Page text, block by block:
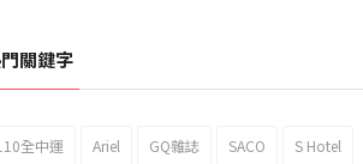
關鍵字
全中運 Ariel GQ雜誌 SACO S Hotel